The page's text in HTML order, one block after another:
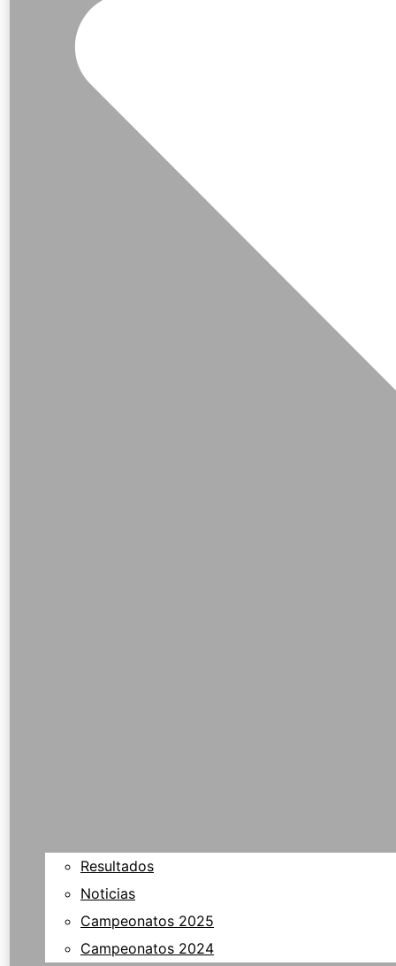
Resultados
Noticias
Campeonatos 2025
Campeonatos 2024